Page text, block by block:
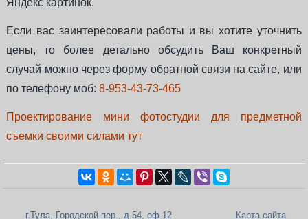
Яндекс картинок.
Если вас заинтересовали работы и вы хотите уточнить
цены, то более детально обсудить Ваш конкретный
случай можно через форму обратной связи на сайте, или
по телефону моб:8-953-43-73-465
Проектирование мини фотостудии для предметной
съемки своими силами тут
г.Тула, Городской пер., д.54, оф.12 Карта сайта